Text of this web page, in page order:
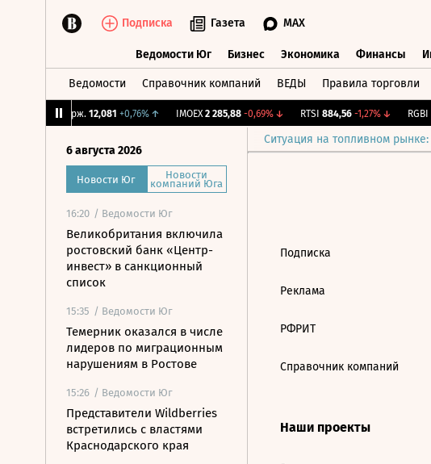
Подписка Газета MAX
Ведомости Юг Бизнес Экономика Финансы
Ведомости Справочник компаний ВЕДЫ Правила торговли
CNY Бирж. 12,081 +0,76%↑ IMOEX 2 285,88 -0,69%↓ RTSI 884,56 -1,27%↓ RGBI
Ситуация на топливном
6 августа 2026
Новости Юг Новости
компаний Юга
16:20 / Ведомости Юг
Великобритания включила
ростовский банк «Центр-
инвест» в санкционный
список
15:35 / Ведомости Юг
Темерник оказался в числе
лидеров по миграционным
нарушениям в Ростове
15:26 / Ведомости Юг
Представители Wildberries
встретились с властями
Краснодарского края
Подписка
Реклама
РФРИТ
Справочник компаний
Наши проекты